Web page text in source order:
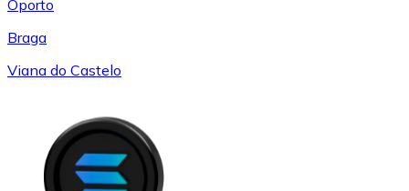
Oporto
Braga
Viana do Castelo